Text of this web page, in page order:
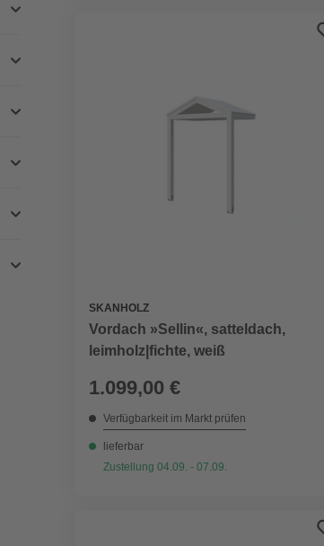
SKANHOLZ
Vordach »Sellin«, satteldach,
leimholz|fichte, weiß
1.099,00 €
Verfügbarkeit im Markt prüfen
lieferbar
Zustellung 04.09. - 07.09.